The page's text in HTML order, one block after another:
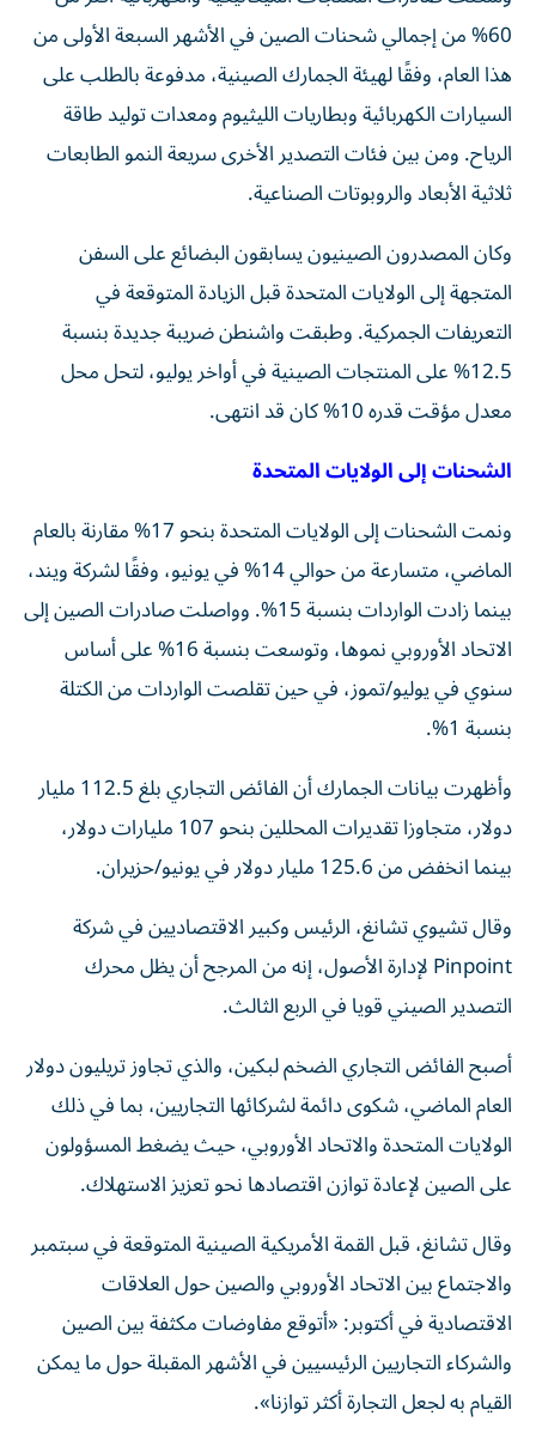
60% من إجمالي شحنات الصين في الأشهر السبعة الأولى من
هذا العام، وفقًا لهيئة الجمارك الصينية، مدفوعة بالطلب على
السيارات الكهربائية وبطاريات الليثيوم ومعدات توليد طاقة
الرياح. ومن بين فئات التصدير الأخرى سريعة النمو الطابعات
ثلاثية الأبعاد والروبوتات الصناعية.
وكان المصدرون الصينيون يسابقون البضائع على السفن
المتجهة إلى الولايات المتحدة قبل الزيادة المتوقعة في
التعريفات الجمركية. وطبقت واشنطن ضريبة جديدة بنسبة
12.5% على المنتجات الصينية في أواخر يوليو، لتحل محل
معدل مؤقت قدره 10% كان قد انتهى.
الشحنات إلى الولايات المتحدة
ونمت الشحنات إلى الولايات المتحدة بنحو 17% مقارنة بالعام
الماضي، متسارعة من حوالي 14% في يونيو، وفقًا لشركة ويند،
بينما زادت الواردات بنسبة 15%. وواصلت صادرات الصين إلى
الاتحاد الأوروبي نموها، وتوسعت بنسبة 16% على أساس
سنوي في يوليو/تموز، في حين تقلصت الواردات من الكتلة
بنسبة 1%.
وأظهرت بيانات الجمارك أن الفائض التجاري بلغ 112.5 مليار
دولار، متجاوزا تقديرات المحللين بنحو 107 مليارات دولار،
بينما انخفض من 125.6 مليار دولار في يونيو/حزيران.
وقال تشيوي تشانغ، الرئيس وكبير الاقتصاديين في شركة
Pinpoint لإدارة الأصول، إنه من المرجح أن يظل محرك
التصدير الصيني قويا في الربع الثالث.
أصبح الفائض التجاري الضخم لبكين، والذي تجاوز تريليون دولار
العام الماضي، شكوى دائمة لشركائها التجاريين، بما في ذلك
الولايات المتحدة والاتحاد الأوروبي، حيث يضغط المسؤولون
على الصين لإعادة توازن اقتصادها نحو تعزيز الاستهلاك.
وقال تشانغ، قبل القمة الأمريكية الصينية المتوقعة في سبتمبر
والاجتماع بين الاتحاد الأوروبي والصين حول العلاقات
الاقتصادية في أكتوبر: «أتوقع مفاوضات مكثفة بين الصين
والشركاء التجاريين الرئيسيين في الأشهر المقبلة حول ما يمكن
القيام به لجعل التجارة أكثر توازنا».